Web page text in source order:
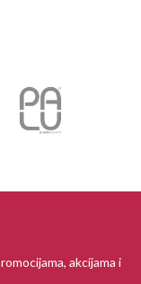
akcijama i